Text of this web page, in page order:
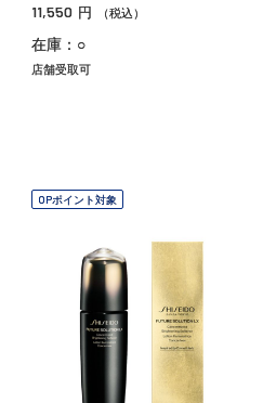
11,550 円 （税込）
在庫：○
店舗受取可
OPポイント対象